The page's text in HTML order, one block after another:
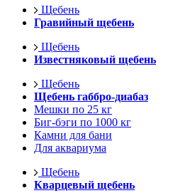
Щебень
Гравийный щебень
Щебень
Известняковый щебень
Щебень
Щебень габбро-диабаз
Мешки по 25 кг
Биг-бэги по 1000 кг
Камни для бани
Для аквариума
Щебень
Кварцевый щебень